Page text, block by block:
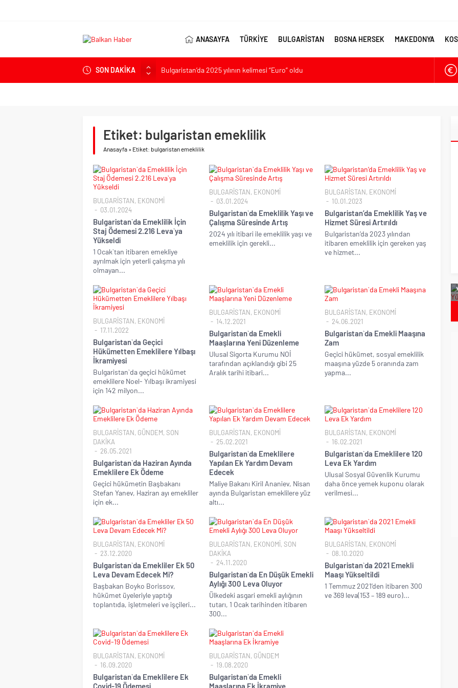
ANASAYFA TÜRKİYE BULGARİSTAN BOSNA HERSEK MAKEDONYA
SON DAKİKA
Etiket: bulgaristan emeklilik
Anasayfa » Etiket: bulgaristan emeklilik
BULGARİSTAN, EKONOMİ
03.01.2024
Bulgaristan`da Emeklilik İçin
Staj Ödemesi 2.216 Leva`ya
Yükseldi
1 Ocak`tan itibaren emekliye
ayrılmak için yeterli çalışma yılı
olmayan...
BULGARİSTAN, EKONOMİ
03.01.2024
Bulgaristan`da Emeklilik Yaşı ve
Çalışma Süresinde Artış
2024 yılı itibari ile emeklilik yaşı ve
emeklilik için gerekli...
BULGARİSTAN, EKONOMİ
10.01.2023
Bulgaristan’da Emeklilik Yaş ve
Hizmet Süresi Artırıldı
Bulgaristan’da 2023 yılından
itibaren emeklilik için gereken yaş
ve hizmet...
BULGARİSTAN, EKONOMİ
17.11.2022
Bulgaristan`da Geçici
Hükümetten Emeklilere Yılbaşı
İkramiyesi
Bulgaristan`da geçici hükümet
emeklilere Noel- Yılbaşı ikramiyesi
için 142 milyon...
BULGARİSTAN, EKONOMİ
14.12.2021
Bulgaristan`da Emekli
Maaşlarına Yeni Düzenleme
Ulusal Sigorta Kurumu NOİ
tarafından açıklandığı gibi 25
Aralık tarihi itibari...
BULGARİSTAN, EKONOMİ
24.06.2021
Bulgaristan`da Emekli Maaşına
Zam
Geçici hükümet, sosyal emeklilik
maaşına yüzde 5 oranında zam
yapma...
BULGARİSTAN, GÜNDEM, SON
DAKİKA
26.05.2021
Bulgaristan`da Haziran Ayında
Emeklilere Ek Ödeme
Geçici hükümetin Başbakanı
Stefan Yanev, Haziran ayı emekliler
için ek...
BULGARİSTAN, EKONOMİ
25.02.2021
Bulgaristan`da Emeklilere
Yapılan Ek Yardım Devam
Edecek
Maliye Bakanı Kiril Ananiev, Nisan
ayında Bulgaristan emeklilere yüz
altı...
BULGARİSTAN, EKONOMİ
16.02.2021
Bulgaristan`da Emeklilere 120
Leva Ek Yardım
Ulusal Sosyal Güvenlik Kurumu
daha önce yemek kuponu olarak
verilmesi...
BULGARİSTAN, EKONOMİ
23.12.2020
Bulgaristan`da Emekliler Ek 50
Leva Devam Edecek Mi?
Başbakan Boyko Borissov,
hükümet üyeleriyle yaptığı
toplantıda, işletmeleri ve işçileri...
BULGARİSTAN, EKONOMİ, SON
DAKİKA
24.11.2020
Bulgaristan`da En Düşük Emekli
Aylığı 300 Leva Oluyor
Ülkedeki asgari emekli aylığının
tutarı, 1 Ocak tarihinden itibaren
300...
BULGARİSTAN, EKONOMİ
08.10.2020
Bulgaristan`da 2021 Emekli
Maaşı Yükseltildi
1 Temmuz 2021’den itibaren 300
ve 369 leva(153 – 189 euro)...
BULGARİSTAN, EKONOMİ
16.09.2020
Bulgaristan`da Emeklilere Ek
Covid-19 Ödemesi
BULGARİSTAN, GÜNDEM
19.08.2020
Bulgaristan`da Emekli
Maaşlarına Ek İkramiye
Yayılan Yeni Varyant Tespit Edildi